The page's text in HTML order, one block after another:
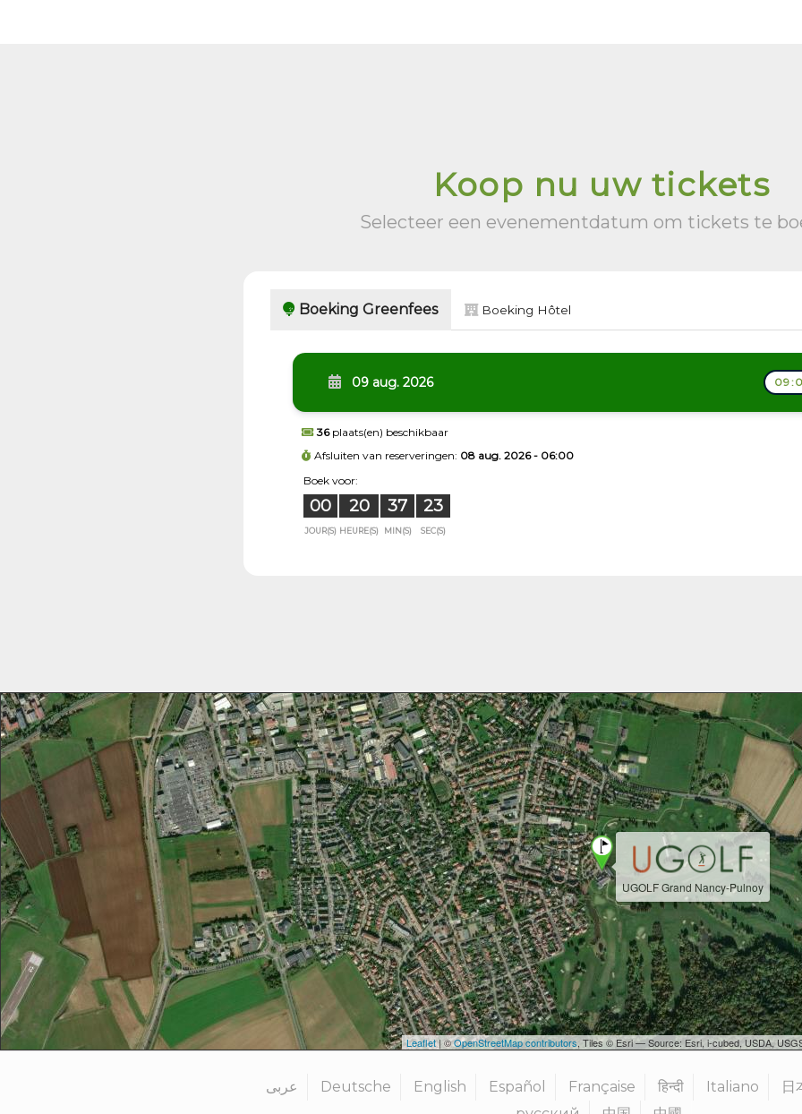
Koop nu uw tickets
Selecteer een evenementdatum om tickets te
Boeking Greenfees Boeking Hôtel
09 aug. 2026
36plaats(en) beschikbaar
Afsluiten van reserveringen: 08 aug. 2026 - 06:00
Boek voor:
00 20 37 22
JOUR(S) HEURE(S) MIN(S) SEC(S)
UGOLF Grand Nancy-Pulnoy
Leaflet| ©OpenStreetMap contributors , Tiles © Esri — Source: Esri, i-cubed, USDA,
عربى Deutsche English Español Française हिन्दी Italiano 日